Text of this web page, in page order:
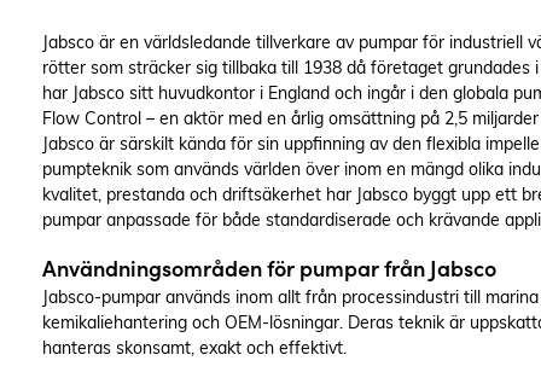
Jabsco är en världsledande tillverkare av pumpar för industriell
rötter som sträcker sig tillbaka till 1938 då företaget grundades
har Jabsco sitt huvudkontor i England och ingår i den globala
Flow Control – en aktör med en årlig omsättning på 2,5 miljarder
Jabsco är särskilt kända för sin uppfinning av den flexibla
pumpteknik som används världen över inom en mängd olika
kvalitet, prestanda och driftsäkerhet har Jabsco byggt upp ett
pumpar anpassade för både standardiserade och krävande
Användningsområden för pumpar från Jabsco
Jabsco-pumpar används inom allt från processindustri till
kemikaliehantering och OEM-lösningar. Deras teknik är
hanteras skonsamt, exakt och effektivt.